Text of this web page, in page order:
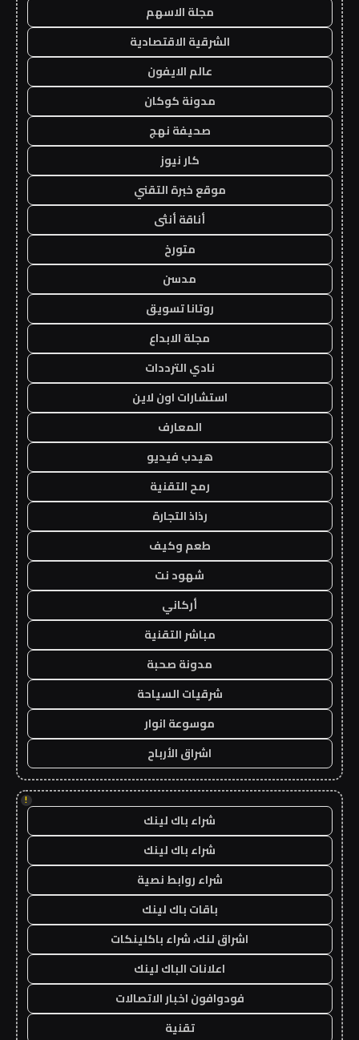
مجلة الاسهم
الشرقية الاقتصادية
عالم الايفون
مدونة كوكان
صحيفة نهج
كار نيوز
موقع خبرة التقني
أناقة أنثى
متورخ
مدسن
روتانا تسويق
مجلة الابداع
نادي الترددات
استشارات اون لاين
المعارف
هيدب فيديو
رمح التقنية
رذاذ التجارة
طعم وكيف
شهود نت
أركاني
مباشر التقنية
مدونة صحبة
شرقيات السياحة
موسوعة انوار
اشراق الأرباح
!
شراء باك لينك
شراء باك لينك
شراء روابط نصية
باقات باك لينك
اشراق لنك، شراء باكلينكات
اعلانات الباك لينك
فودوافون اخبار الاتصالات
تقنية